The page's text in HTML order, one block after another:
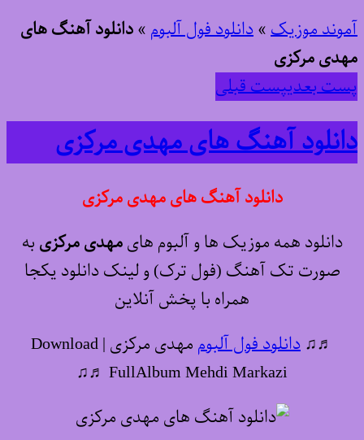
آموند موزیک»دانلود فول آلبوم »دانلود آهنگ های
مهدی مرکزی
پست بعدیپست قبلی
دانلود آهنگ های مهدی مرکزی
دانلود آهنگ های مهدی مرکزی
دانلود همه موزیک ها و آلبوم هایمهدی مرکزی به
صورت تک آهنگ (فول ترک) و لینک دانلود یکجا
همراه با پخش آنلاین
♬♫ دانلود فول آلبوم
مهدی مرکزی | Download
FullAlbum Mehdi Markazi ♬♫